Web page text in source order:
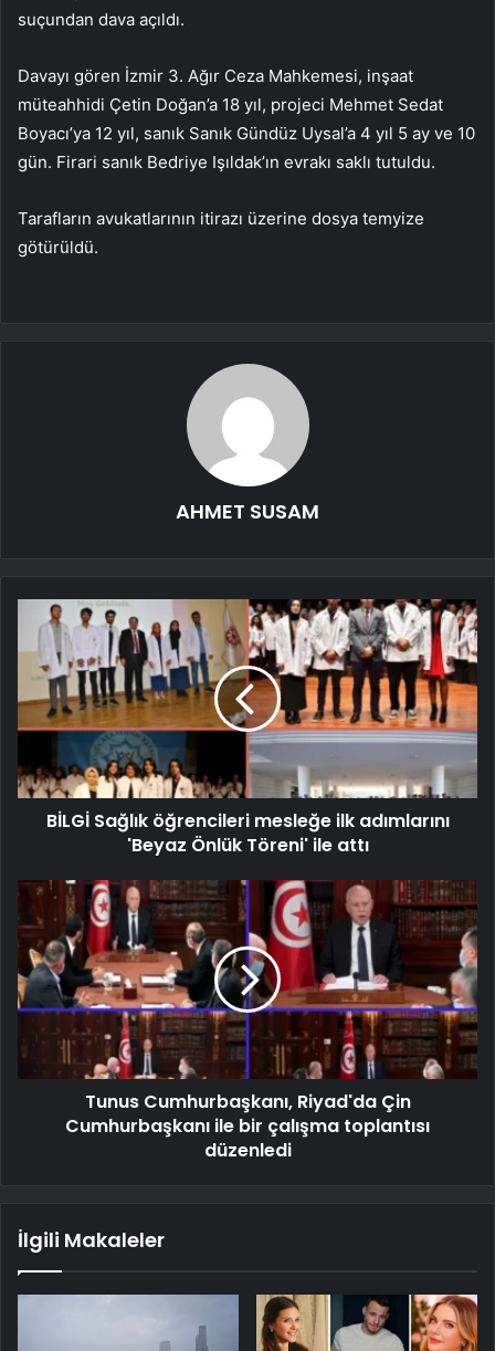
suçundan dava açıldı.
Davayı gören İzmir 3. Ağır Ceza Mahkemesi, inşaat
müteahhidi Çetin Doğan’a 18 yıl, projeci Mehmet Sedat
Boyacı’ya 12 yıl, sanık Sanık Gündüz Uysal’a 4 yıl 5 ay ve 10
gün. Firari sanık Bedriye Işıldak’ın evrakı saklı tutuldu.
Tarafların avukatlarının itirazı üzerine dosya temyize
götürüldü.
AHMET SUSAM
BİLGİ Sağlık öğrencileri mesleğe ilk adımlarını
'Beyaz Önlük Töreni' ile attı
Tunus Cumhurbaşkanı, Riyad'da Çin
Cumhurbaşkanı ile bir çalışma toplantısı
düzenledi
İlgili Makaleler